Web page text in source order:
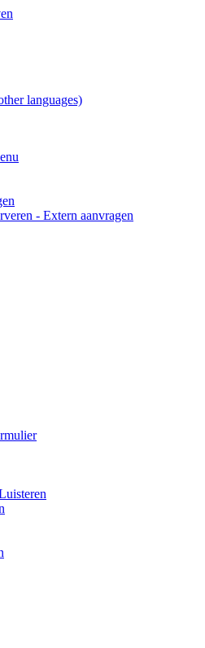
languages)
- Extern aanvragen